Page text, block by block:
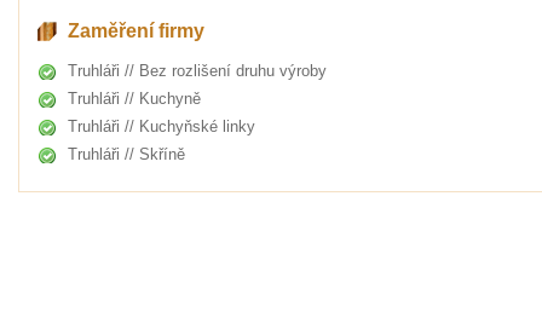
Zaměření firmy
Truhláři // Bez rozlišení druhu výroby
Truhláři // Kuchyně
Truhláři // Kuchyňské linky
Truhláři // Skříně